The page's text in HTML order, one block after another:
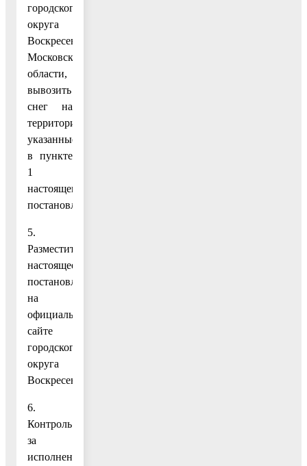
городского
округа
Воскресенск
Московской
области,
вывозить
снег на
территории,
указанные
в пункте
1
настоящего
постановления.
5.
Разместить
настоящее
постановление
на
официальном
сайте
городского
округа
Воскресенск.
6.
Контроль
за
исполнением